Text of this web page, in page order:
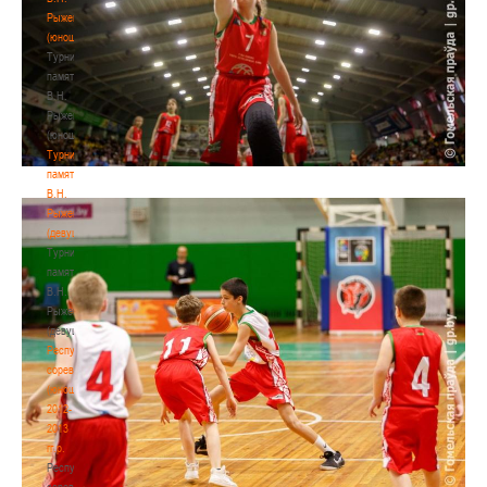
Рыженкова
(юноши)
Турнир
памяти
В.Н.
Рыженкова
(юноши)
Турнир
памяти
В.Н.
Рыженкова
(девушки)
Турнир
памяти
В.Н.
Рыженкова
(девушки)
Республиканские
соревнования
(юноши)
2012-
2013
гг.р.
Республиканские